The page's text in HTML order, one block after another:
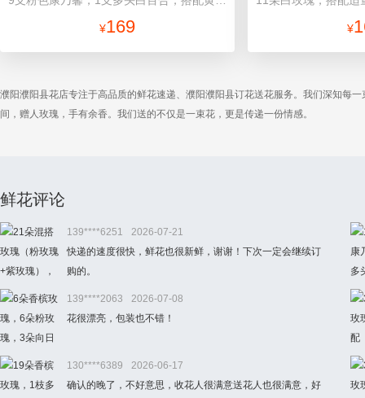
¥169 ¥
濮阳濮阳县花店专注于高品质的鲜花速递、濮阳濮阳县订花送花服务。我们深知每
间，赠人玫瑰，手有余香。我们送的不仅是一束花，更是传递一份情感。
鲜花评论
139****6251
2026-07-21
快递的速度很快，鲜花也很新鲜，谢谢！下次一定会继续订
购的。
139****2063
2026-07-08
花很漂亮，包装也不错！
130****6389
2026-06-17
确认的晚了，不好意思，收花人很满意送花人也很满意，好